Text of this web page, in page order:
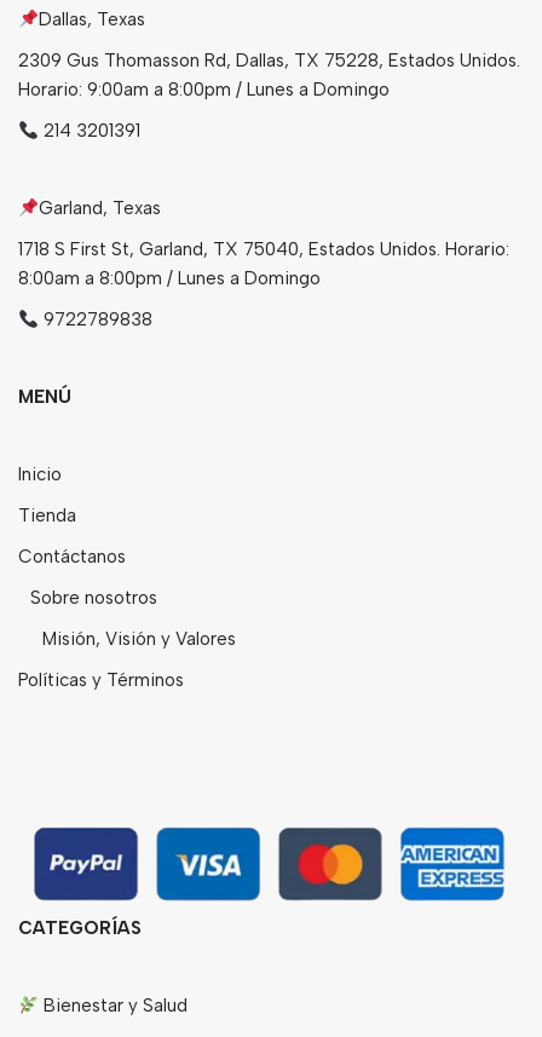
Tés
Dallas, Texas
2309 Gus Thomasson Rd, Dallas, TX 75228, Estados Unidos.
Horario: 9:00am a 8:00pm / Lunes a Domingo
214 3201391
Garland, Texas
1718 S First St, Garland, TX 75040, Estados Unidos. Horario:
8:00am a 8:00pm / Lunes a Domingo
9722789838
MENÚ
Inicio
Tienda
Contáctanos
Sobre nosotros
Misión, Visión y Valores
Políticas y Términos
CATEGORÍAS
Bienestar y Salud